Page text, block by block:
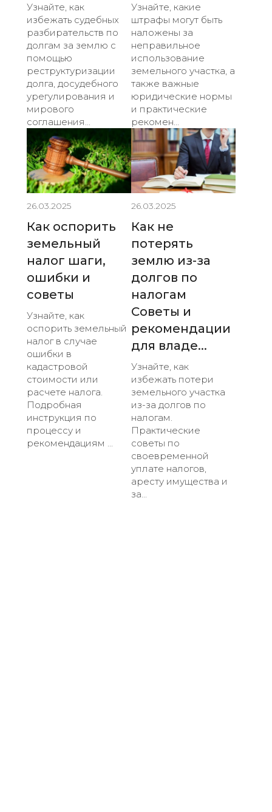
Узнайте, как
избежать судебных
разбирательств по
долгам за землю с
помощью
реструктуризации
долга, досудебного
урегулирования и
мирового
соглашения...
Узнайте, какие
штрафы могут быть
наложены за
неправильное
использование
земельного участка, а
также важные
юридические нормы
и практические
рекомен...
26.03.2025
Как оспорить
земельный
налог шаги,
ошибки и
советы
Узнайте, как
оспорить земельный
налог в случае
ошибки в
кадастровой
стоимости или
расчете налога.
Подробная
инструкция по
процессу и
рекомендациям ...
26.03.2025
Как не
потерять
землю из-за
долгов по
налогам
Советы и
рекомендации
для владе...
Узнайте, как
избежать потери
земельного участка
из-за долгов по
налогам.
Практические
советы по
своевременной
уплате налогов,
аресту имущества и
за...